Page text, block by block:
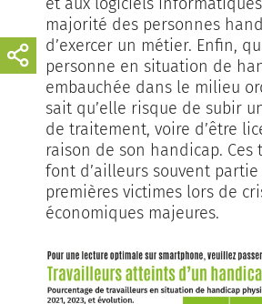
majorité des personnes
d’exercer un métier. Enfin,
personne en situation de
embauchée dans le milieu
sait qu’elle risque de subir
de traitement, voire d’être
raison de son handicap. Ces
font d’ailleurs souvent partie
premières victimes lors de
économiques majeures.